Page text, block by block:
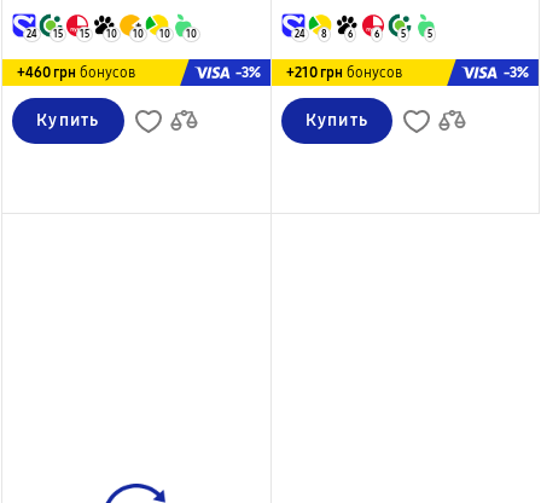
24 15 15 10 10 10 10
+460 грн бонусов -3%
Купить
24 8 6 6 5 5
+210 грн бонусов -3%
Купить